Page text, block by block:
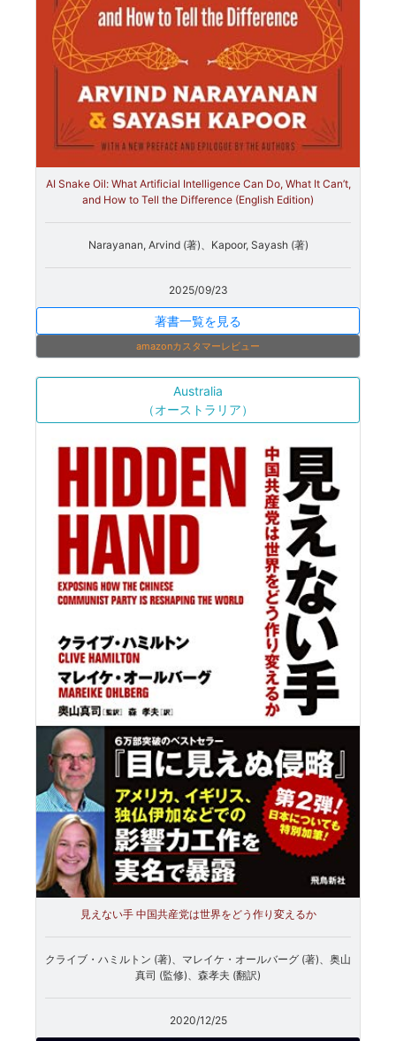
AI Snake Oil: What Artificial Intelligence Can Do, What It Can’t,
and How to Tell the Difference (English Edition)
Narayanan, Arvind (著)、Kapoor, Sayash (著)
2025/09/23
著書一覧を見る
amazonカスタマーレビュー
Australia
（オーストラリア）
見えない手 中国共産党は世界をどう作り変えるか
クライブ・ハミルトン (著)、マレイケ・オールバーグ (著)、奥山
真司 (監修)、森孝夫 (翻訳)
2020/12/25